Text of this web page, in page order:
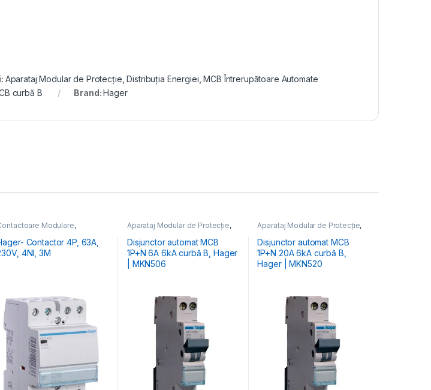
Aparataj Modular de Protecție,Distribuția Energiei,MCB Întrerupătoare Automate
curbă B Brand:Hager
Modulare,
Contactor 4P, 63A,
4NI, 3M
Aparataj Modular de Protecție,
Distribuția Energiei
Întrerupătoare Automate
Disjunctor automat MCB
1P+N 6A 6kA curbă B, Hager
| MKN506
Aparataj Modular de Protecție,
Distribuția Energiei
Întrerupătoare Automate
Disjunctor automat MCB
1P+N 20A 6kA curbă B,
Hager | MKN520